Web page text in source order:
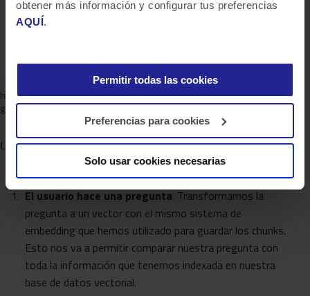
obtener más información y configurar tus preferencias
AQUÍ.
Permitir todas las cookies
Preferencias para cookies
Solo usar cookies necesarias
https://www.hopsworks.ai/dictionary/retrieval-augmented-
generation-llm
La idea intuitiva del funcionamiento de un RAG es la siguiente:
El usuario hace una pregunta. Transformamos la
pregunta a un vector con el mismo sistema de
embedding que hemos utilizado para guardar los chunks.
Esto nos va a permitir comparar nuestra pregunta con
toda la información que tenemos indexada en nuestra
base de datos vectorial.